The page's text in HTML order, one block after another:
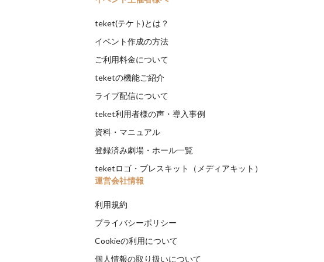
teket(テケト)とは？
イベント作成の方法
ご利用料金について
teketの機能ご紹介
ライブ配信について
teket利用者様の声・導入事例
資料・マニュアル
登録済み劇場・ホール一覧
teketロゴ・プレスキット（メディアキット）
運営会社情報
利用規約
プライバシーポリシー
Cookieの利用について
個人情報の取り扱いについて